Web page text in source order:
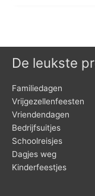
De leukste
Familiedagen
Vrijgezellenfeesten
Vriendendagen
Bedrijfsuitjes
Schoolreisjes
Dagjes weg
Kinderfeestjes